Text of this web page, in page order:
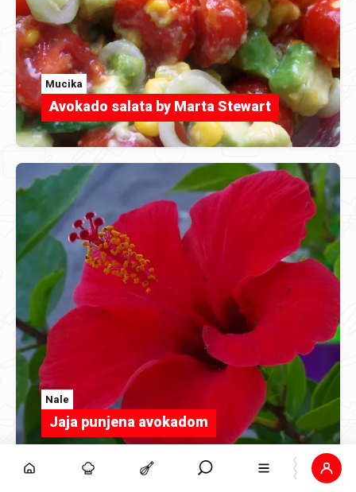
Mucika
Avokado salata by Marta Stewart
Nale
Jaja punjena avokadom